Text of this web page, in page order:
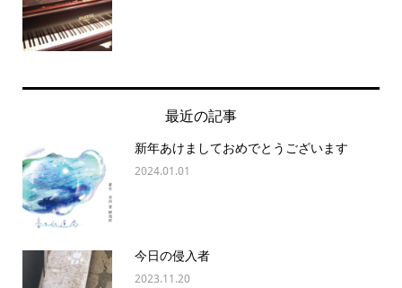
最近の記事
新年あけましておめでとうございます
2024.01.01
今日の侵入者
2023.11.20